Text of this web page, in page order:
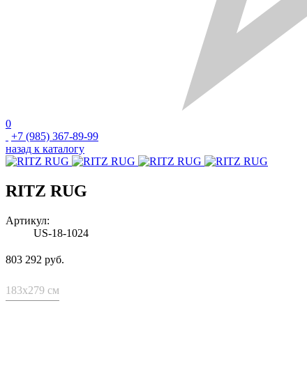
0
+7 (985) 367-89-99
назад к каталогу
RITZ RUG
Артикул:
US-18-1024
803 292 руб.
183x279 см